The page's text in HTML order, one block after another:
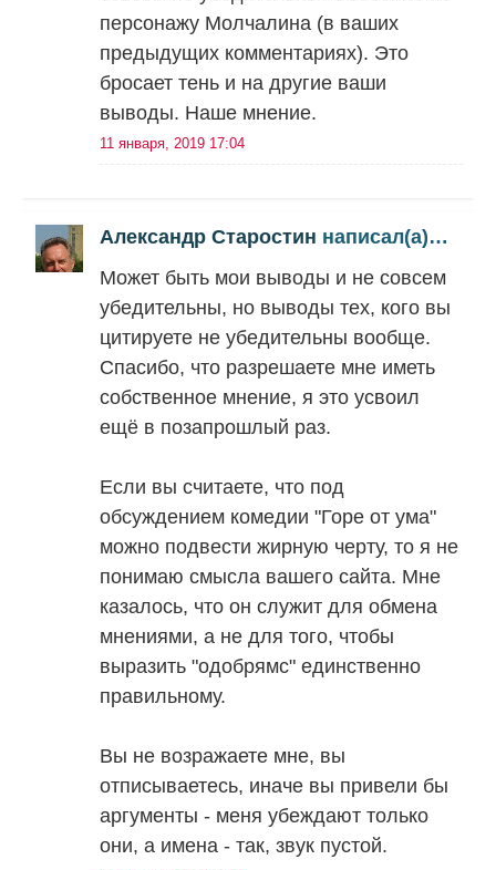
персонажу Молчалина (в ваших
предыдущих комментариях). Это
бросает тень и на другие ваши
выводы. Наше мнение.
11 января, 2019 17:04
Александр Старостин написал(а)…
Может быть мои выводы и не совсем
убедительны, но выводы тех, кого вы
цитируете не убедительны вообще.
Спасибо, что разрешаете мне иметь
собственное мнение, я это усвоил
ещё в позапрошлый раз.
Если вы считаете, что под
обсуждением комедии "Горе от ума"
можно подвести жирную черту, то я не
понимаю смысла вашего сайта. Мне
казалось, что он служит для обмена
мнениями, а не для того, чтобы
выразить "одобрямс" единственно
правильному.
Вы не возражаете мне, вы
отписываетесь, иначе вы привели бы
аргументы - меня убеждают только
они, а имена - так, звук пустой.